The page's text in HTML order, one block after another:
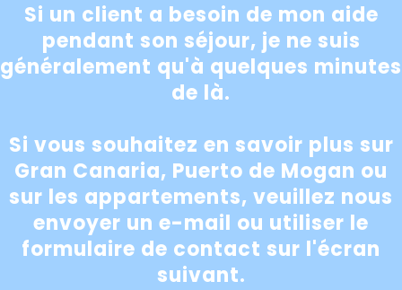
Si un client a besoin de mon aide
pendant son séjour, je ne suis
généralement qu'à quelques minutes
de là.
Si vous souhaitez en savoir plus sur
Gran Canaria, Puerto de Mogan ou
sur les appartements, veuillez nous
envoyer un e-mail ou utiliser le
formulaire de contact sur l'écran
suivant.